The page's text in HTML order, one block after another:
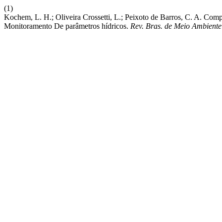
(1)
Kochem, L. H.; Oliveira Crossetti, L.; Peixoto de Barros, C. A.
Monitoramento De parâmetros hídricos. Rev. Bras. de Meio Ambiente